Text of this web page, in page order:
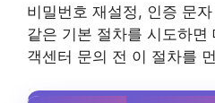
비밀번호 재설정, 인증 문
같은 기본 절차를 시도하면
객센터 문의 전 이 절차를